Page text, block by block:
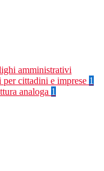
amministrativi
cittadini e imprese 1
analoga 1